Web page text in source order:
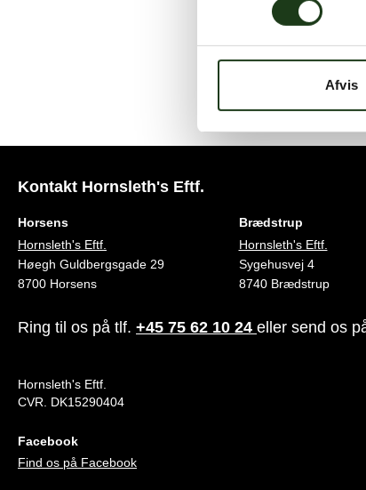
Afvis
Vi er her for at
Kontakt Hornsleth's Eftf.
Horsens
Hornsleth's Eftf.
Høegh Guldbergsgade 29
8700 Horsens
Brædstrup
Hornsleth's Eftf.
Sygehusvej 4
8740 Brædstrup
Ring til os på tlf. +45 75 62 10 24 eller send os
Hornsleth's Eftf.
CVR. DK15290404
Facebook
Find os på Facebook